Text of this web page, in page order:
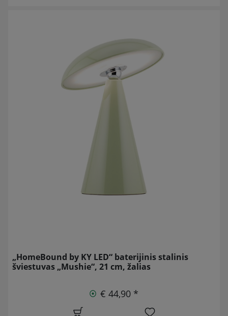
„HomeBound by KY LED“ baterijinis stalinis
šviestuvas „Mushie“, 21 cm, žalias
€ 44,90 *